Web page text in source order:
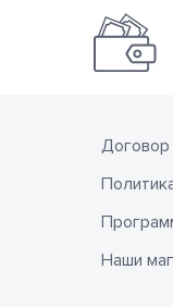
Наши